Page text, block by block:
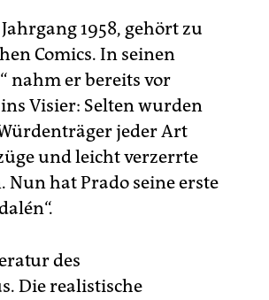
1958, gehört zu
Comics. In seinen
nahm er bereits vor
Visier: Selten wurden
jeder Art
und leicht verzerrte
hat Prado seine erste
des
Die realistische